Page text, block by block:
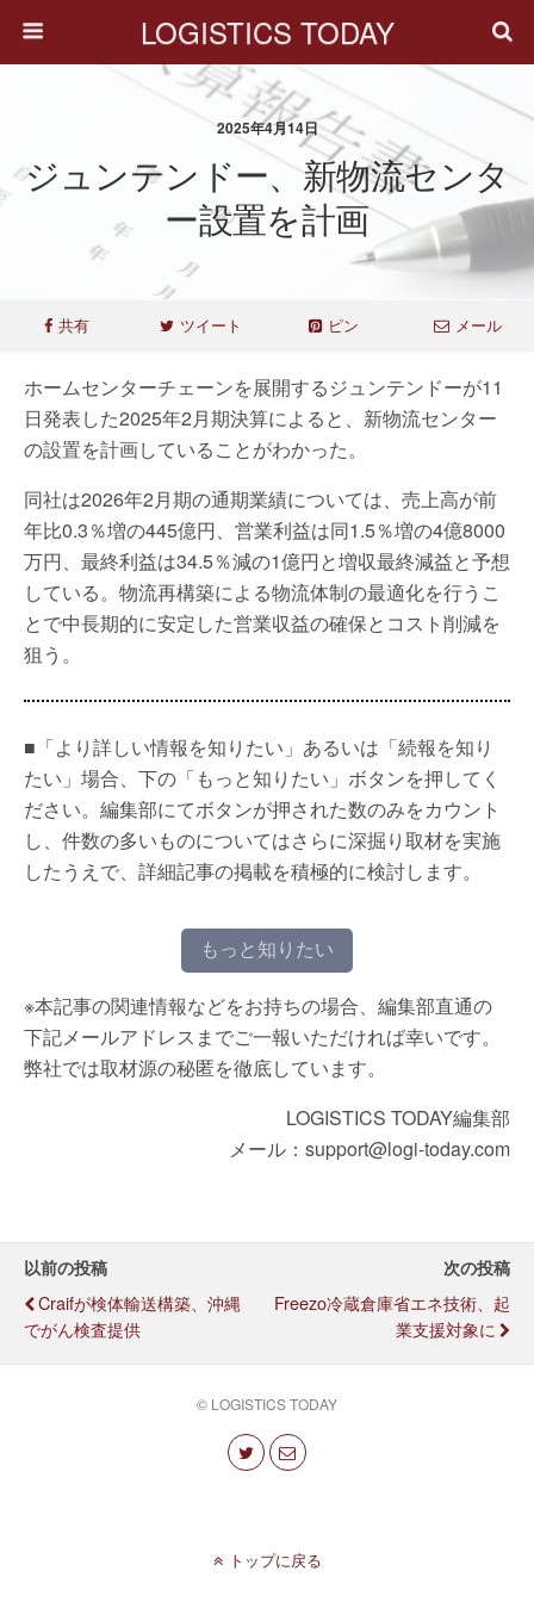
LOGISTICS TODAY
2025年4月14日
ジュンテンドー、新物流センタ
ー設置を計画
共有 ツイート ピン メール
ホームセンターチェーンを展開するジュンテンドーが11
日発表した2025年2月期決算によると、新物流センター
の設置を計画していることがわかった。
同社は2026年2月期の通期業績については、売上高が前
年比0.3％増の445億円、営業利益は同1.5％増の4億8000
万円、最終利益は34.5％減の1億円と増収最終減益と予想
している。物流再構築による物流体制の最適化を行うこ
とで中長期的に安定した営業収益の確保とコスト削減を
狙う。
■「より詳しい情報を知りたい」あるいは「続報を知り
たい」場合、下の「もっと知りたい」ボタンを押してく
ださい。編集部にてボタンが押された数のみをカウント
し、件数の多いものについてはさらに深掘り取材を実施
したうえで、詳細記事の掲載を積極的に検討します。
もっと知りたい
※本記事の関連情報などをお持ちの場合、編集部直通の
下記メールアドレスまでご一報いただければ幸いです。
弊社では取材源の秘匿を徹底しています。
LOGISTICS TODAY編集部
メール：support@logi-today.com
以前の投稿
Craifが検体輸送構築、沖縄
でがん検査提供
次の投稿
Freezo冷蔵倉庫省エネ技術、起
業支援対象に
© LOGISTICS TODAY
トップに戻る